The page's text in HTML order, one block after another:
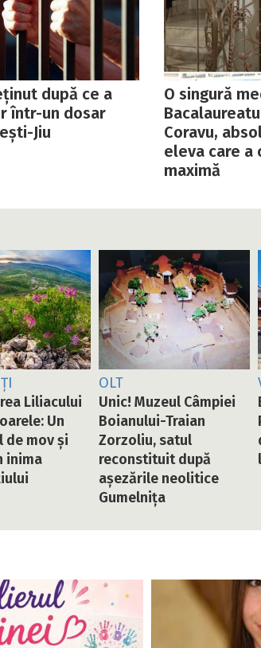
după ce a
într-un dosar
Jiu
O singură
Coravu,
eleva care a
maximă
Liliacului
Un
de mov și
inima
OLT
Unic! Muzeul Câmpiei
Boianului-Traian
Zorzoliu, satul
reconstituit după
așezările neolitice
Gumelnița